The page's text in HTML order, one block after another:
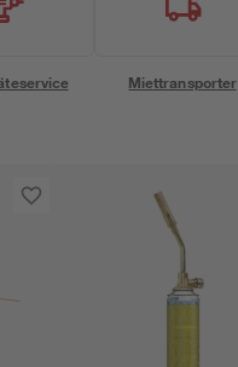
Miettransporter